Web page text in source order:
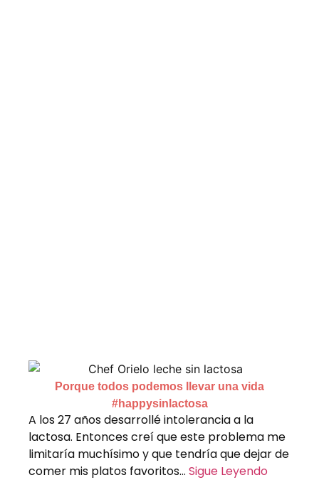
Porque todos podemos llevar una vida
#happysinlactosa
A los 27 años desarrollé intolerancia a la
lactosa. Entonces creí que este problema me
limitaría muchísimo y que tendría que dejar de
comer mis platos favoritos… Sigue Leyendo